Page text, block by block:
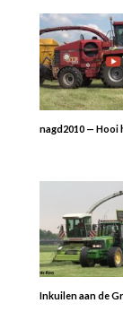
nagd2010 — Hooi
Inkuilen aan de